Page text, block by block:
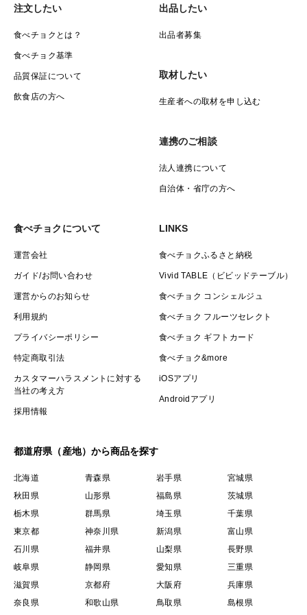
注文したい
食べチョクとは？
食べチョク基準
品質保証について
飲食店の方へ
出品したい
出品者募集
取材したい
生産者への取材を申し込む
連携のご相談
法人連携について
自治体・省庁の方へ
食べチョクについて
運営会社
ガイド/お問い合わせ
運営からのお知らせ
利用規約
プライバシーポリシー
特定商取引法
カスタマーハラスメントに対する
当社の考え方
採用情報
LINKS
食べチョクふるさと納税
Vivid TABLE（ビビッドテーブル）
食べチョク コンシェルジュ
食べチョク フルーツセレクト
食べチョク ギフトカード
食べチョク&more
iOSアプリ
Androidアプリ
都道府県（産地）から商品を探す
北海道 青森県 岩手県
宮城県
秋田県
山形県 福島県
茨城県
栃木県
群馬県 埼玉県
千葉県
東京都
神奈川県 新潟県
富山県
石川県
福井県 山梨県
長野県
岐阜県
静岡県 愛知県
三重県
滋賀県
京都府 大阪府
兵庫県
奈良県
和歌山県 鳥取県 島根県